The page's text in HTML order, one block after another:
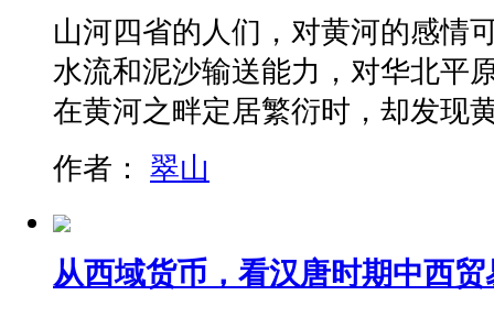
山河四省的人们，对黄河的感情
水流和泥沙输送能力，对华北平
在黄河之畔定居繁衍时，却发
作者： 翠山
从西域货币，看汉唐时期中西